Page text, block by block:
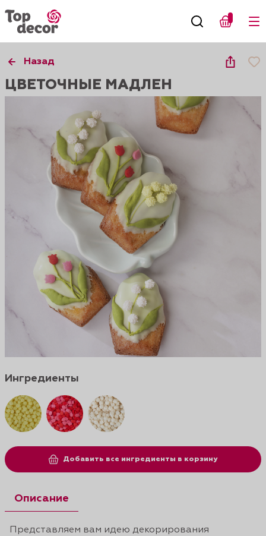
Назад
ЦВЕТОЧНЫЕ МАДЛЕН
Ингредиенты
Добавить все ингредиенты в корзину
Описание
Представляем вам идею декорирования